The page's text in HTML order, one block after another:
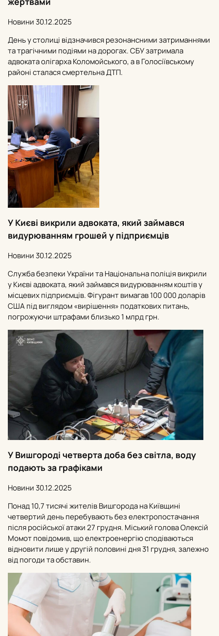
Новини 30.12.2025
День у столиці відзначився резонансними затриманнями
та трагічними подіями на дорогах. СБУ затримала
адвоката олігарха Коломойського, а в Голосіївському
районі сталася смертельна ДТП.
У Києві викрили адвоката, який займався
видурюванням грошей у підприємців
Новини 30.12.2025
Служба безпеки України та Національна поліція викрили
у Києві адвоката, який займався видурюванням коштів у
місцевих підприємців. Фігурант вимагав 100 000 доларів
США під виглядом «вирішення» податкових питань,
погрожуючи штрафами близько 1 млрд грн.
У Вишгороді четверта доба без світла, воду
подають за графіками
Новини 30.12.2025
Понад 10,7 тисячі жителів Вишгорода на Київщині
четвертий день перебувають без електропостачання
після російської атаки 27 грудня. Міський голова Олексій
Момот повідомив, що електроенергію сподіваються
відновити лише у другій половині дня 31 грудня, залежно
від погоди та обставин.